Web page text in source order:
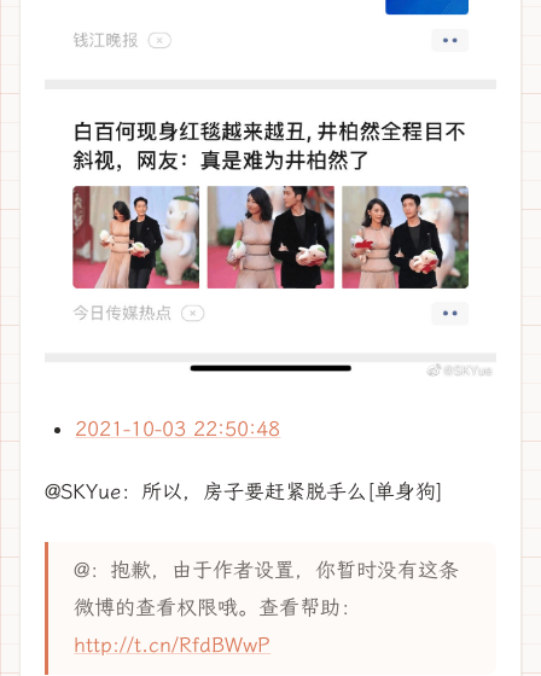
2021-10-03 22:50:48
@SKYue：所以，房子要赶紧脱手么[单身狗]
@：抱歉，由于作者设置，你暂时没有这条
微博的查看权限哦。查看帮助：
http://t.cn/RfdBWwP